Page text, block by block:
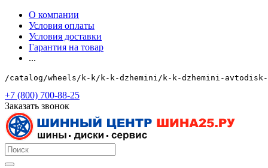
О компании
Условия оплаты
Условия доставки
Гарантия на товар
...
/catalog/wheels/k-k/k-k-dzhemini/k-k-dzhemini-
+7 (800) 700-88-25
Заказать звонок